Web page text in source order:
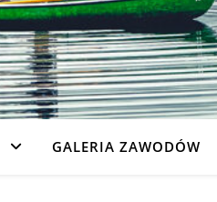
GALERIA ZAWODÓW